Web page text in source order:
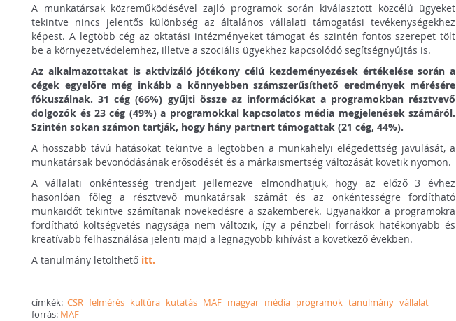
A munkatársak közreműködésével zajló programok során kiválasztott közcélú ügyeket
tekintve nincs jelentős különbség az általános vállalati támogatási tevékenységekhez
képest. A legtöbb cég az oktatási intézményeket támogat és szintén fontos szerepet tölt
be a környezetvédelemhez, illetve a szociális ügyekhez kapcsolódó segítségnyújtás is.
Az alkalmazottakat is aktivizáló jótékony célú kezdeményezések értékelése során a
cégek egyelőre még inkább a könnyebben számszerűsíthető eredmények mérésére
fókuszálnak. 31 cég (66%) gyűjti össze az információkat a programokban résztvevő
dolgozók és 23 cég (49%) a programokkal kapcsolatos média megjelenések számáról.
Szintén sokan számon tartják, hogy hány partnert támogattak (21 cég, 44%).
A hosszabb távú hatásokat tekintve a legtöbben a munkahelyi elégedettség javulását, a
munkatársak bevonódásának erősödését és a márkaismertség változását követik nyomon.
A vállalati önkéntesség trendjeit jellemezve elmondhatjuk, hogy az előző 3 évhez
hasonlóan főleg a résztvevő munkatársak számát és az önkéntességre fordítható
munkaidőt tekintve számítanak növekedésre a szakemberek. Ugyanakkor a programokra
fordítható költségvetés nagysága nem változik, így a pénzbeli források hatékonyabb és
kreatívabb felhasználása jelenti majd a legnagyobb kihívást a következő években.
A tanulmány letölthető itt.
címkék:CSR felmérés kultúra kutatás MAF magyar média programok tanulmány vállalat
forrás: MAF